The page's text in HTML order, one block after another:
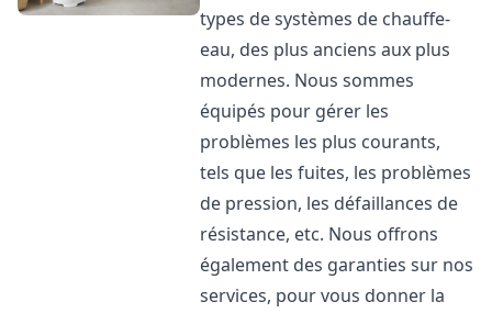
types de systèmes de chauffe-
eau, des plus anciens aux plus
modernes. Nous sommes
équipés pour gérer les
problèmes les plus courants,
tels que les fuites, les problèmes
de pression, les défaillances de
résistance, etc. Nous offrons
également des garanties sur nos
services, pour vous donner la